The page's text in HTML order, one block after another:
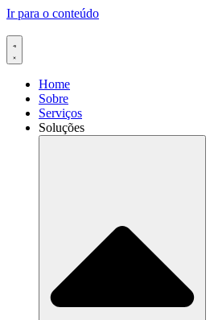
Ir para o conteúdo
Home
Sobre
Serviços
Soluções